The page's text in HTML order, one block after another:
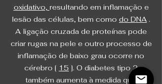
oxidativo, resultando em inflamação e
lesão das células, bem como do DNA .
A ligação cruzada de proteínas pode
criar rugas na pele e outro processo de
inflamação de baixo grau ocorre no
cérebro [ 15 ]. O diabetes tipo 2
também aumenta à medida que